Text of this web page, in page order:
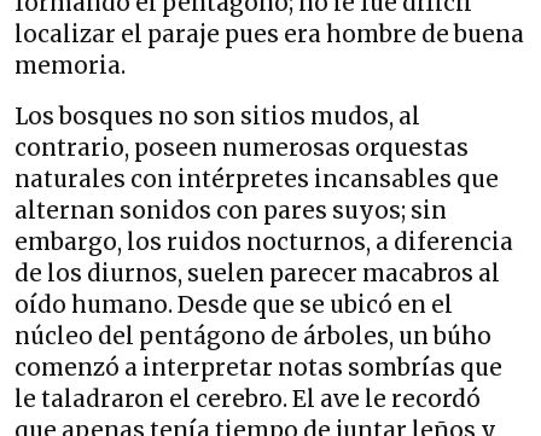
localizar el paraje pues era hombre de buena
memoria.
Los bosques no son sitios mudos, al
contrario, poseen numerosas orquestas
naturales con intérpretes incansables que
alternan sonidos con pares suyos; sin
embargo, los ruidos nocturnos, a diferencia
de los diurnos, suelen parecer macabros al
oído humano. Desde que se ubicó en el
núcleo del pentágono de árboles, un búho
comenzó a interpretar notas sombrías que
le taladraron el cerebro. El ave le recordó